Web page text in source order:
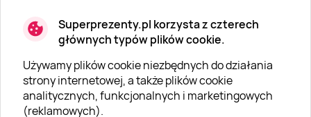
Superprezenty.pl korzysta z czterech
głównych typów plików cookie.
Używamy plików cookie niezbędnych do działania
strony internetowej, a także plików cookie
analitycznych, funkcjonalnych i marketingowych
(reklamowych).
O SUPERPREZENTY
O nas